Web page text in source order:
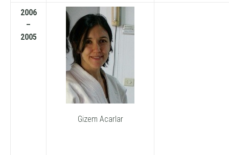
2006
–
2005
Gizem Acarlar